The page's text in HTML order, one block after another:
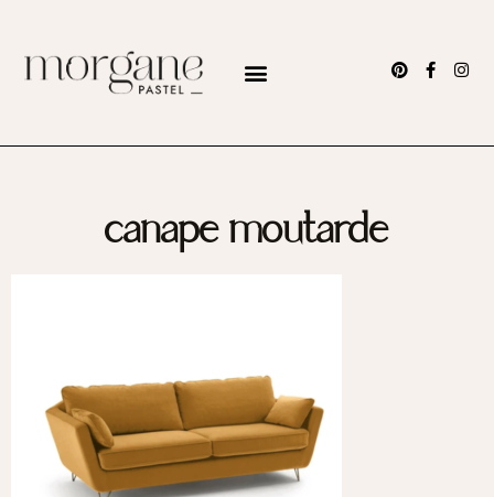
canape moutarde